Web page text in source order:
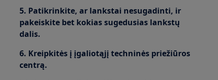
5. Patikrinkite, ar lankstai nesugadinti, ir
pakeiskite bet kokias sugedusias lankstų
dalis.
6. Kreipkitės į įgaliotąjį techninės priežiūros
centrą.